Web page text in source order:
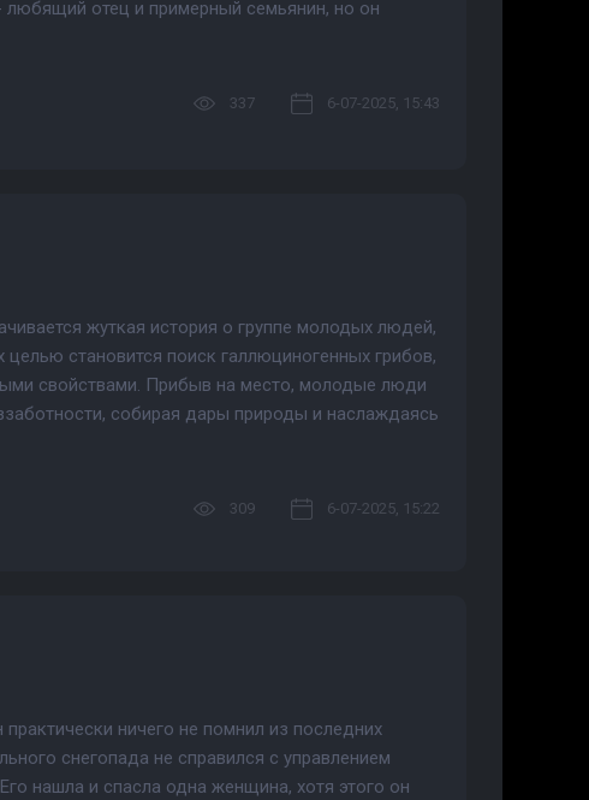
любящий отец и примерный семьянин, но он
337 6-07-2025, 15:43
жуткая история о группе молодых людей,
становится поиск галлюциногенных грибов,
свойствами. Прибыв на место, молодые люди
собирая дары природы и наслаждаясь
309 6-07-2025, 15:22
ничего не помнил из последних
снегопада не справился с управлением
нашла и спасла одна женщина, хотя этого он